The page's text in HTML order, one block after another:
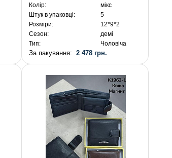
Колір:
мікс
Штук в упаковці:
5
Розміри:
12*9*2
Сезон:
демі
Тип:
Чоловіча
За пакування: 2 478 грн.